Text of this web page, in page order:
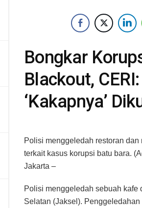
Bongkar
Blackout,
‘Kakapnya’
Polisi menggeledah restoran
terkait kasus korupsi batu bara.
Jakarta –
Polisi menggeledah sebuah kafe
Selatan (Jaksel).